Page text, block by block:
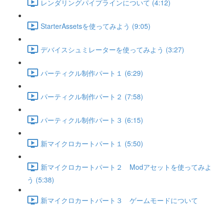
レンダリングパイプラインについて (4:12)
StarterAssetsを使ってみよう (9:05)
デバイスシュミレーターを使ってみよう (3:27)
パーティクル制作パート１ (6:29)
パーティクル制作パート２ (7:58)
パーティクル制作パート３ (6:15)
新マイクロカートパート１ (5:50)
新マイクロカートパート２ Modアセットを使ってみよ
う (5:38)
新マイクロカートパート３ ゲームモードについて